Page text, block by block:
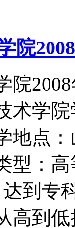
院
院
术学
地点
型：
专科
高到